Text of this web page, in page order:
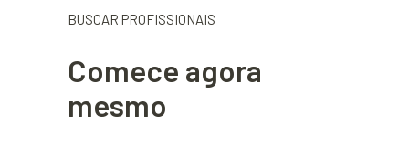
BUSCAR PROFISSIONAIS
Comece agora
mesmo